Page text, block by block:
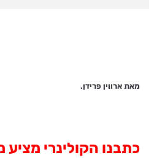
מאת ארווין פרידן.
כתבנו הקולינרי